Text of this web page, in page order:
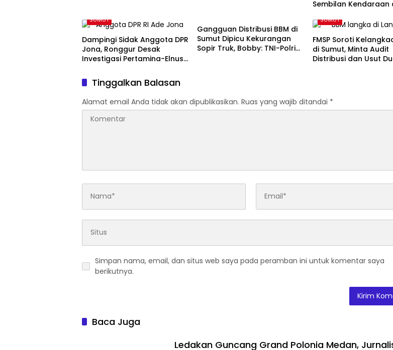
Sembilan Kendaraan
SUMUT
Dampingi Sidak Anggota DPR
Jona, Ronggur Desak
Investigasi Pertamina-Elnusa
Sumut
Gangguan Distribusi BBM di
Sumut Dipicu Kekurangan
Sopir Truk, Bobby: TNI-Polri
SUMUT
FMSP Soroti
di Sumut, Minta Audit
Distribusi dan Usut
Tinggalkan Balasan
Alamat email Anda tidak akan dipublikasikan. Ruas yang wajib ditandai *
Simpan nama, email, dan situs web saya pada peramban ini untuk komentar saya
berikutnya.
Baca Juga
Ledakan Guncang Grand Polonia Medan,